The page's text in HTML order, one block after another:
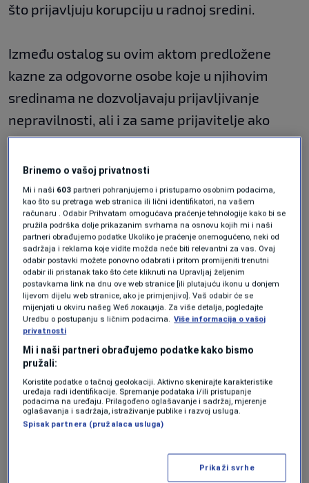
što prijavljuju korupciju u radnoj sredini.
Između ostalog su ovim aktom predložene
kazne za odgovorne osobe koje u njihovim
sredinama ne dozvoljavaju prijavljivanje
nepravilnosti, ali i za same prijavitelje ako
svjesno podnose lažnu prijavu. Zakon
zabranjuje osvetu čak i ako se pokaže da
navodi iz prijave nisu tačni.
Nijedan pa ni ovaj zakon u Federaciji BiH ne
može stupiti na snagu bez većinske podrške
oba doma Federalnog parlamenta. U formi
nacrta, nedavno ga je odobrio Predstavnički
dom.
Za dnevni red sjednice Doma naroda je
predložen još jedan akt u formi nacrta, sasvim
drugačije materije - o doživotnoj mjesečnoj
naknadi zaslužnim sportistima.
Predložila ga je delegatkinja Silva Banović i u
Brinemo o vašoj privatnosti
Mi i naši 603 partneri pohranjujemo i pristupamo osobnim podacima,
kao što su pretraga web stranica ili lični identifikatori, na vašem
računaru . Odabir Prihvatam omogućava praćenje tehnologije kako bi se
pružila podrška dolje prikazanim svrhama na osnovu kojih mi i naši
partneri obrađujemo podatke Ukoliko je praćenje onemogućeno, neki od
sadržaja i reklama koje vidite možda neće biti relevantni za vas. Ovaj
odabir postavki možete ponovno odabrati i pritom promijeniti trenutni
odabir ili pristanak tako što ćete kliknuti na Upravljaj željenim
postavkama link na dnu ove web stranice [ili plutajuću ikonu u donjem
lijevom dijelu web stranice, ako je primjenjivo]. Vaš odabir će se
mijenjati u okviru našeg Wеб локација. Za više detalja, pogledajte
Uredbu o postupanju s ličnim podacima. Više informacija o vašoj
privatnosti
Mi i naši partneri obrađujemo podatke kako bismo
pružali:
Koristite podatke o tačnoj geolokaciji. Aktivno skenirajte karakteristike
uređaja radi identifikacije. Spremanje podataka i/ili pristupanje
podacima na uređaju. Prilagođeno oglašavanje i sadržaj, mjerenje
oglašavanja i sadržaja, istraživanje publike i razvoj usluga.
Spisak partnera (pružalaca usluga)
Prikaži svrhe